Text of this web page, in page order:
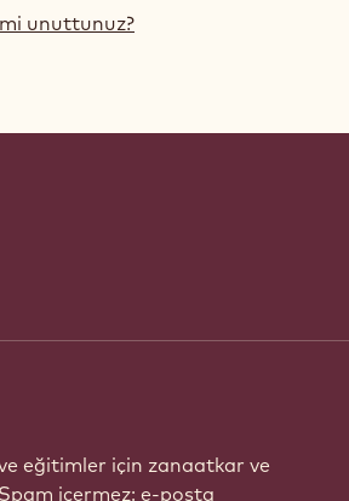
unuttunuz?
eğitimler için zanaatkar ve
içermez: e-posta